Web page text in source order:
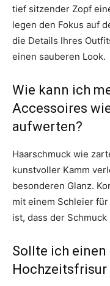
tief sitzender Zopf
legen den Fokus auf
die Details Ihres
einen sauberen Look.
Wie kann ich
Accessoires
aufwerten?
Haarschmuck wie
kunstvoller Kamm
besonderen Glanz.
mit einem Schleier
ist, dass der
Sollte ich
Hochzeitsfrisur